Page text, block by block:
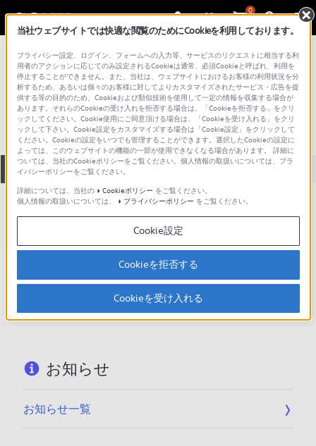
0
総合サポート・お問い合わせ SVE シリーズ
SVE15119FJP
全て ダウンロード 取扱説明書 Q&A
製品に関する重要なお知らせ
お知らせ
製品に関する重要なお知らせ
重要なお知らせ一覧
お知らせ
お知らせ一覧
当社ウェブサイトでは快適な閲覧のためにCookieを利用しております。
プライバシー設定、ログイン、フォームへの入力等、サービスのリクエストに相当する利
用者のアクションに応じてのみ設定されるCookieは通常、必須Cookieと呼ばれ、利用を
停止することができません。また、当社は、ウェブサイトにおけるお客様の利用状況を分
析するため、あるいは個々のお客様に対してよりカスタマイズされたサービス・広告を提
供する等の目的のため、Cookieおよび類似技術を使用して一定の情報を収集する場合が
あります。それらのCookieの受け入れを拒否する場合は、「Cookieを拒否する」をクリ
ックしてください。Cookie使用にご同意頂ける場合は、「Cookieを受け入れる」をクリ
ックして下さい。Cookie設定をカスタマイズする場合は「Cookie設定」をクリックして
ください。Cookieの設定をいつでも管理することができます。選択したCookieの設定に
よっては、このウェブサイトの機能の一部が使用できなくなる場合があります。 詳細に
ついては、当社のCookieポリシーをご覧ください。個人情報の取扱いについては、プラ
イバシーポリシーをご覧ください。
詳細については、当社の
Cookieポリシー をご覧ください。
個人情報の取扱いについては、
プライバシーポリシー をご覧ください。
Cookie設定
Cookieを拒否する
Cookieを受け入れる